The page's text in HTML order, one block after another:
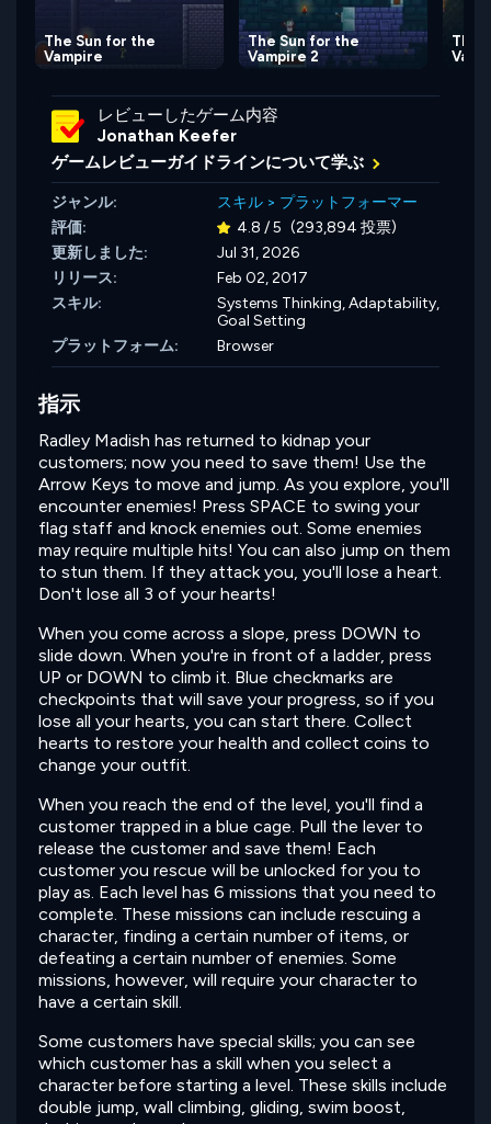
The Sun for the
Vampire
The Sun for the
Vampire 2
The
レビューしたゲーム内容
Jonathan Keefer
ゲームレビューガイドラインについて学ぶ
ジャンル: スキル > プラットフォーマー
評価:
4.8 / 5 (293,894 投票)
更新しました:
Jul 31, 2026
リリース:
Feb 02, 2017
スキル:
Systems Thinking,Adaptability,
Goal Setting
プラットフォーム:
Browser
指示
Radley Madish has returned to kidnap your
customers; now you need to save them! Use the
Arrow Keys to move and jump. As you explore, you'll
encounter enemies! Press SPACE to swing your
flag staff and knock enemies out. Some enemies
may require multiple hits! You can also jump on them
to stun them. If they attack you, you'll lose a heart.
Don't lose all 3 of your hearts!
When you come across a slope, press DOWN to
slide down. When you're in front of a ladder, press
UP or DOWN to climb it. Blue checkmarks are
checkpoints that will save your progress, so if you
lose all your hearts, you can start there. Collect
hearts to restore your health and collect coins to
change your outfit.
When you reach the end of the level, you'll find a
customer trapped in a blue cage. Pull the lever to
release the customer and save them! Each
customer you rescue will be unlocked for you to
play as. Each level has 6 missions that you need to
complete. These missions can include rescuing a
character, finding a certain number of items, or
defeating a certain number of enemies. Some
missions, however, will require your character to
have a certain skill.
Some customers have special skills; you can see
which customer has a skill when you select a
character before starting a level. These skills include
double jump, wall climbing, gliding, swim boost,